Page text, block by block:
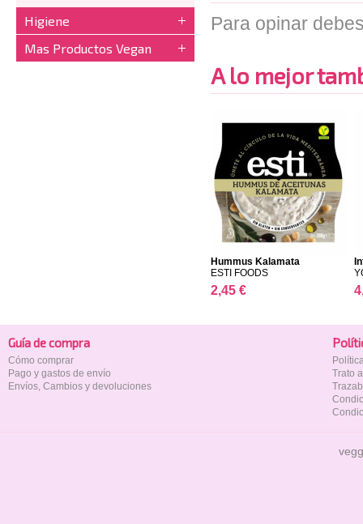
Higiene
Mas Productos Vegan
Para opinar
A lo mejor
Hummus Kalamata
ESTI FOODS
2,45 €
Guía de compra
Cómo comprar
Pago y gastos de envío
Envíos, Cambios y devoluciones
Trato